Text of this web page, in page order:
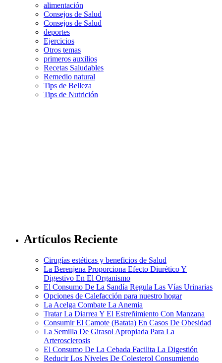
alimentación
Consejos de Salud
Consejos de Salud
deportes
Ejercicios
Otros temas
primeros auxilios
Recetas Saludables
Remedio natural
Tips de Belleza
Tips de Nutrición
Artículos Reciente
Cirugías estéticas y beneficios de Salud
La Berenjena Proporciona Efecto Diurético Y
Digestivo En El Organismo
El Consumo De La Sandía Regula Las Vías Urinarias
Opciones de Calefacción para nuestro hogar
La Acelga Combate La Anemia
Tratar La Diarrea Y El Estreñimiento Con Manzana
Consumir El Camote (Batata) En Casos De Obesidad
La Semilla De Girasol Apropiada Para La
Arterosclerosis
El Consumo De La Cebada Facilita La Digestión
Reducir Los Niveles De Colesterol Consumiendo